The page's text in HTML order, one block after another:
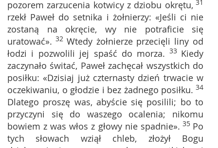
pozorem zarzucenia kotwicy z dziobu okrętu, 31
rzekł Paweł do setnika i żołnierzy: «Jeśli ci nie
zostaną na okręcie, wy nie potraficie się
uratować». 32 Wtedy żołnierze przecięli liny od
łodzi i pozwolili jej spaść do morza. 33 Kiedy
zaczynało świtać, Paweł zachęcał wszystkich do
posiłku: «Dzisiaj już czternasty dzień trwacie w
oczekiwaniu, o głodzie i bez żadnego posiłku. 34
Dlatego proszę was, abyście się posilili; bo to
przyczyni się do waszego ocalenia; nikomu
bowiem z was włos z głowy nie spadnie». 35 Po
tych słowach wziął chleb, złożył Bogu